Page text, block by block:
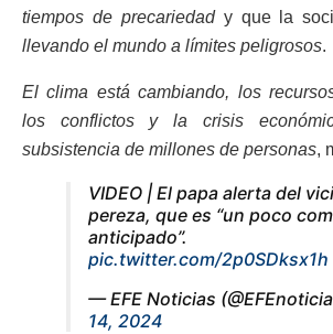
tiempos de precariedady que la
llevando el mundo a límites peligrosos.
El clima está cambiando, los
los conflictos y la crisis
subsistencia de millones de personas,
VIDEO | El papa alerta del
pereza, que es “un poco
anticipado”.
pic.twitter.com/2p0SDksx1h
— EFE Noticias
14, 2024